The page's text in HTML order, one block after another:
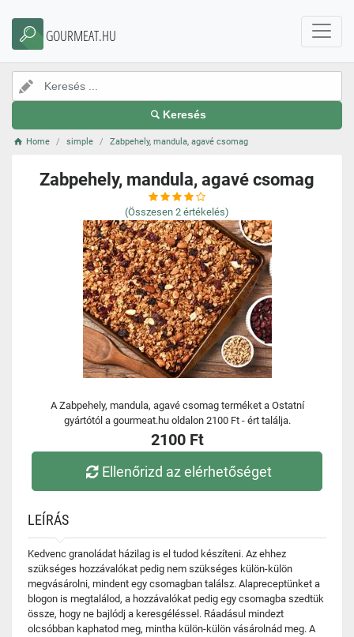
GOURMEAT.HU
Keresés
Home simple Zabpehely, mandula, agavé csomag
Zabpehely, mandula, agavé csomag
(Összesen 2 értékelés)
A Zabpehely, mandula, agavé csomag terméket a Ostatní
gyártótól a gourmeat.hu oldalon 2100 Ft - ért találja.
2100 Ft
Ellenőrizd az elérhetőséget
LEÍRÁS
Kedvenc granoládat házilag is el tudod készíteni. Az ehhez
szükséges hozzávalókat pedig nem szükséges külön-külön
megvásárolni, mindent egy csomagban találsz. Alapreceptünket a
blogon is megtalálod, a hozzávalókat pedig egy csomagba szedtük
össze, hogy ne bajlódj a keresgéléssel. Ráadásul mindezt
olcsóbban kaphatod meg, mintha külön-külön vásárolnád meg. A